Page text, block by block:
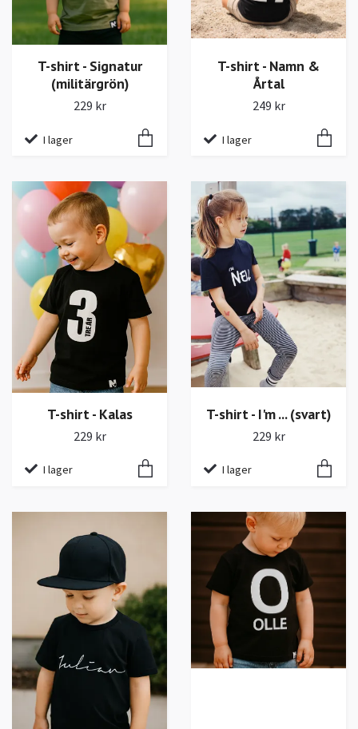
T-shirt - Signatur
(militärgrön)
229 kr
I lager
T-shirt - Namn &
Årtal
249 kr
I lager
T-shirt - Kalas
229 kr
I lager
T-shirt - I'm ... (svart)
229 kr
I lager